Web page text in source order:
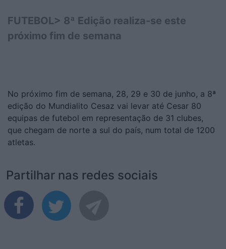
FUTEBOL> 8ª Edição realiza-se este
próximo fim de semana
No próximo fim de semana, 28, 29 e 30 de junho, a 8ª
edição do Mundialito Cesaz vai levar até Cesar 80
equipas de futebol em representação de 31 clubes,
que chegam de norte a sul do país, num total de 1200
atletas.
Partilhar nas redes sociais